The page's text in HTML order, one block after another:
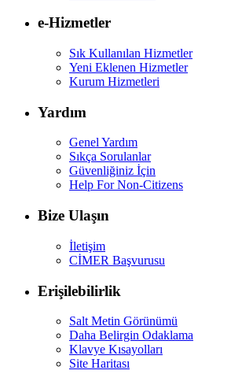
e-Hizmetler
Sık Kullanılan Hizmetler
Yeni Eklenen Hizmetler
Kurum Hizmetleri
Yardım
Genel Yardım
Sıkça Sorulanlar
Güvenliğiniz İçin
Help For Non-Citizens
Bize Ulaşın
İletişim
CİMER Başvurusu
Erişilebilirlik
Salt Metin Görünümü
Daha Belirgin Odaklama
Klavye Kısayolları
Site Haritası